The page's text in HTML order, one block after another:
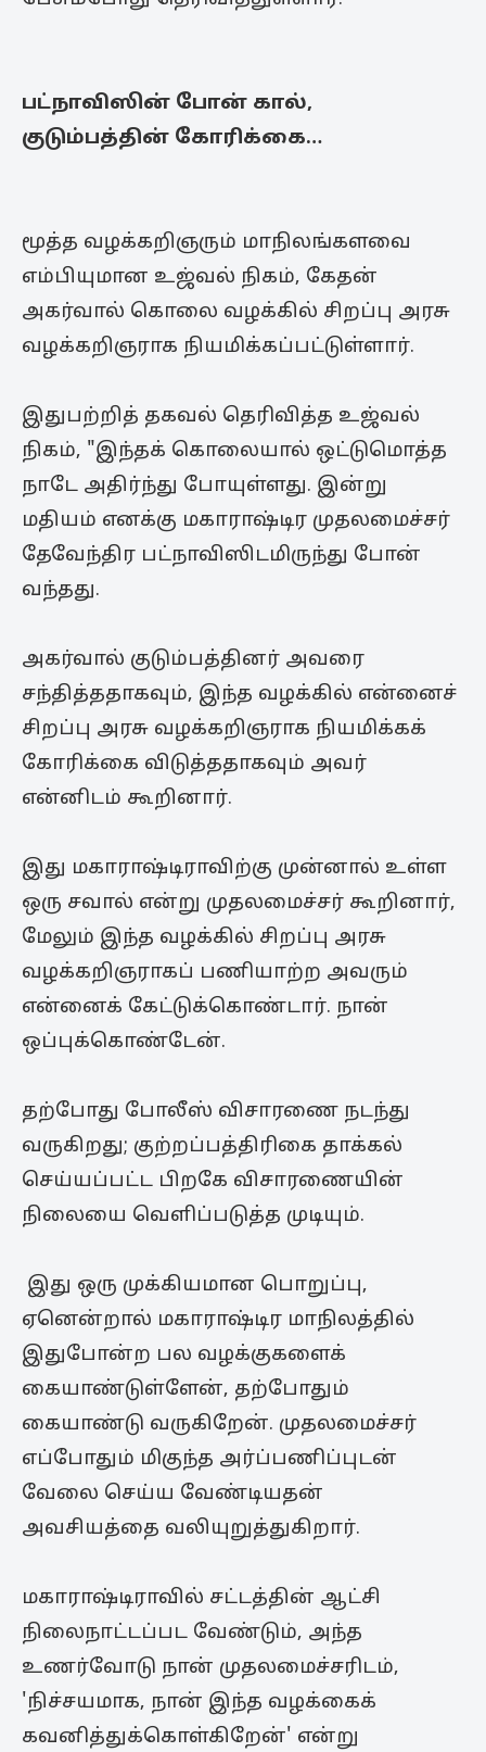
பட்நாவிஸின் போன் கால்,
குடும்பத்தின் கோரிக்கை…
மூத்த வழக்கறிஞரும் மாநிலங்களவை
எம்பியுமான உஜ்வல் நிகம், கேதன்
அகர்வால் கொலை வழக்கில் சிறப்பு அரசு
வழக்கறிஞராக நியமிக்கப்பட்டுள்ளார்.
இதுபற்றித் தகவல் தெரிவித்த உஜ்வல்
நிகம், "இந்தக் கொலையால் ஒட்டுமொத்த
நாடே அதிர்ந்து போயுள்ளது. இன்று
மதியம் எனக்கு மகாராஷ்டிர முதலமைச்சர்
தேவேந்திர பட்நாவிஸிடமிருந்து போன்
வந்தது.
அகர்வால் குடும்பத்தினர் அவரை
சந்தித்ததாகவும், இந்த வழக்கில் என்னைச்
சிறப்பு அரசு வழக்கறிஞராக நியமிக்கக்
கோரிக்கை விடுத்ததாகவும் அவர்
என்னிடம் கூறினார்.
இது மகாராஷ்டிராவிற்கு முன்னால் உள்ள
ஒரு சவால் என்று முதலமைச்சர் கூறினார்,
மேலும் இந்த வழக்கில் சிறப்பு அரசு
வழக்கறிஞராகப் பணியாற்ற அவரும்
என்னைக் கேட்டுக்கொண்டார். நான்
ஒப்புக்கொண்டேன்.
தற்போது போலீஸ் விசாரணை நடந்து
வருகிறது; குற்றப்பத்திரிகை தாக்கல்
செய்யப்பட்ட பிறகே விசாரணையின்
நிலையை வெளிப்படுத்த முடியும்.
இது ஒரு முக்கியமான பொறுப்பு,
ஏனென்றால் மகாராஷ்டிர மாநிலத்தில்
இதுபோன்ற பல வழக்குகளைக்
கையாண்டுள்ளேன், தற்போதும்
கையாண்டு வருகிறேன். முதலமைச்சர்
எப்போதும் மிகுந்த அர்ப்பணிப்புடன்
வேலை செய்ய வேண்டியதன்
அவசியத்தை வலியுறுத்துகிறார்.
மகாராஷ்டிராவில் சட்டத்தின் ஆட்சி
நிலைநாட்டப்பட வேண்டும், அந்த
உணர்வோடு நான் முதலமைச்சரிடம்,
'நிச்சயமாக, நான் இந்த வழக்கைக்
கவனித்துக்கொள்கிறேன்' என்று